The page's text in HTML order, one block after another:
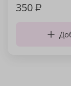
350₽